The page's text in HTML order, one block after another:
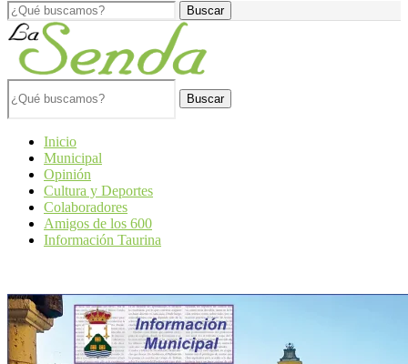
Buscar
Inicio
Municipal
Opinión
Cultura y Deportes
Colaboradores
Amigos de los 600
Información Taurina